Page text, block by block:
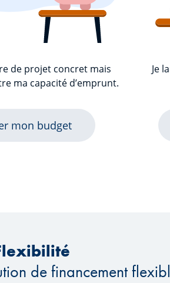
de projet concret mais
ma capacité d’emprunt.
mon budget
Je
de financement